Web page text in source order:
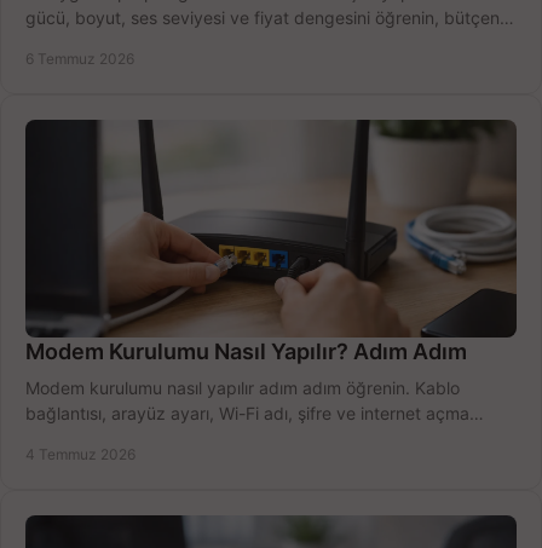
gücü, boyut, ses seviyesi ve fiyat dengesini öğrenin, bütçenizi
6 Temmuz 2026
Modem Kurulumu Nasıl Yapılır? Adım Adım
Modem kurulumu nasıl yapılır adım adım öğrenin. Kablo
bağlantısı, arayüz ayarı, Wi-Fi adı, şifre ve internet açma
4 Temmuz 2026